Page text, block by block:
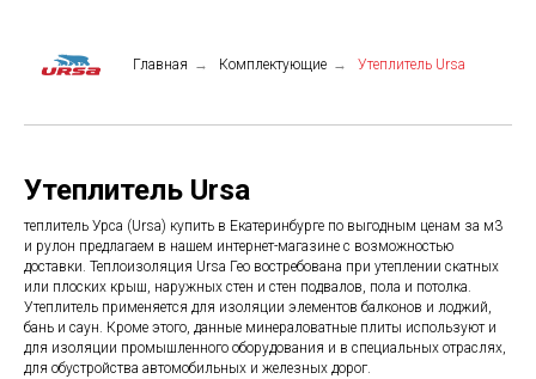
Главная → Комплектующие → Утеплитель Ursa
Утеплитель Ursa
теплитель Урса (Ursa) купить в Екатеринбурге по выгодным ценам за м3
и рулон предлагаем в нашем интернет-магазине с возможностью
доставки. Теплоизоляция Ursa Гео востребована при утеплении скатных
или плоских крыш, наружных стен и стен подвалов, пола и потолка.
Утеплитель применяется для изоляции элементов балконов и лоджий,
бань и саун. Кроме этого, данные минераловатные плиты используют и
для изоляции промышленного оборудования и в специальных отраслях,
для обустройства автомобильных и железных дорог.